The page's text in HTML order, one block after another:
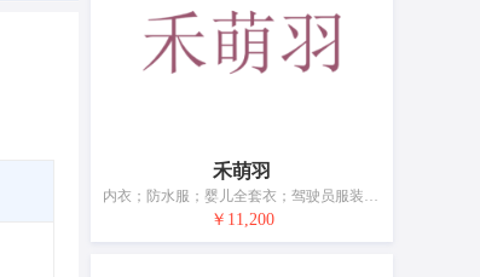
禾萌羽
内衣；防水服；婴儿全套衣；驾驶员服装；鞋（脚上的穿着物）；帽；短袜；手套（服装）；围巾；皮带（服饰用）
￥11,200